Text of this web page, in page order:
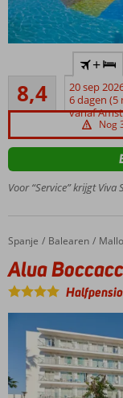
Top en zeer
kindvriendelijk
resort!
Fantastisch
zandstrand
dichtbij
splash
pool met
studio’s en
(Ultra)
All
ook
mogelijk
8,4
Zeer goed
14
beoordelingen
+
20 sep
6 dagen (5
vanaf
Nog
Voor “Service” krijgt Viva
Home
Spanje Balearen
Alua Boccaccio
Alua